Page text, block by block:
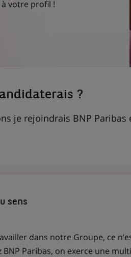
votre profil !
?
je rejoindrais BNP Paribas
sens
dans notre Groupe, ce
BNP Paribas, on exerce une